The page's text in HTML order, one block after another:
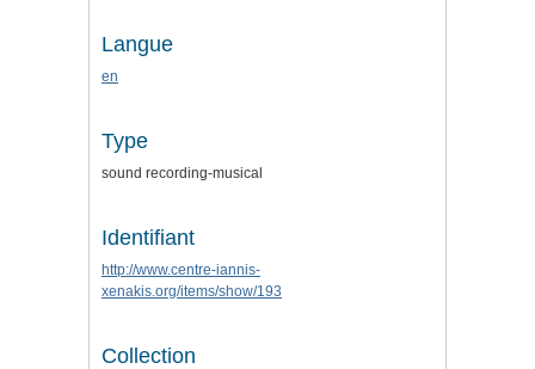
Langue
en
Type
sound recording-musical
Identifiant
http://www.centre-iannis-
xenakis.org/items/show/193
Collection